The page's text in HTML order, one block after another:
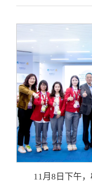
11月8日下午，